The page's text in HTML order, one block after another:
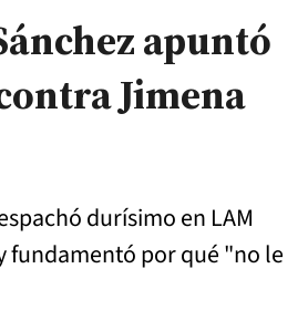
apuntó
Jimena
durísimo en LAM
fundamentó por qué "no le